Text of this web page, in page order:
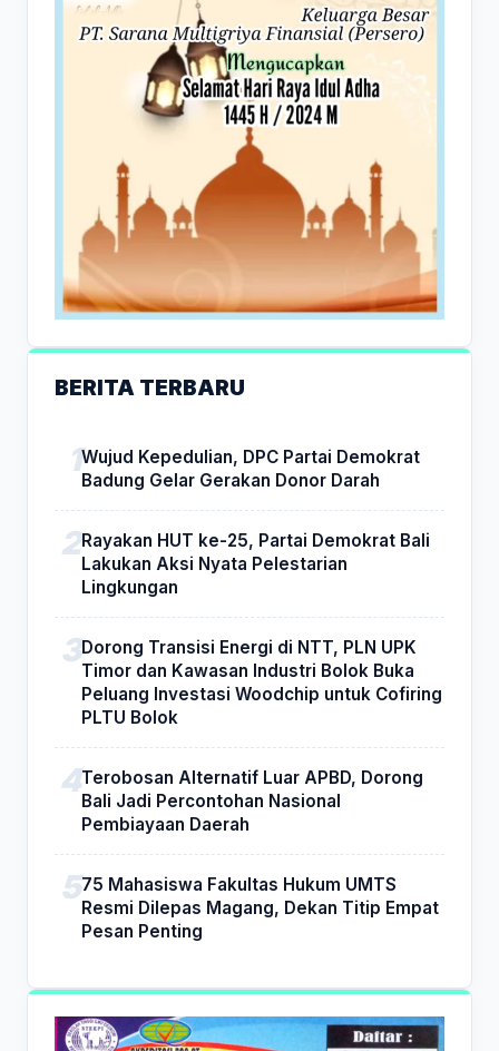
BERITA TERBARU
Wujud Kepedulian, DPC Partai Demokrat
Badung Gelar Gerakan Donor Darah
Rayakan HUT ke-25, Partai Demokrat Bali
Lakukan Aksi Nyata Pelestarian
Lingkungan
Dorong Transisi Energi di NTT, PLN UPK
Timor dan Kawasan Industri Bolok Buka
Peluang Investasi Woodchip untuk Cofiring
PLTU Bolok
Terobosan Alternatif Luar APBD, Dorong
Bali Jadi Percontohan Nasional
Pembiayaan Daerah
75 Mahasiswa Fakultas Hukum UMTS
Resmi Dilepas Magang, Dekan Titip Empat
Pesan Penting